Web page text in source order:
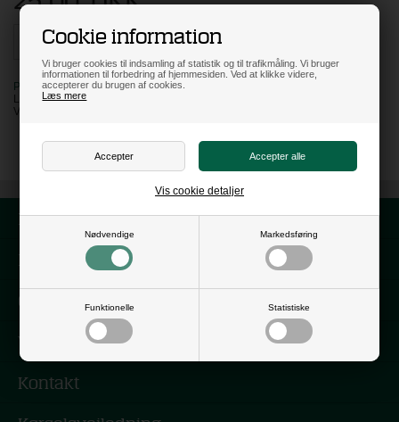
Cookie information
Vi bruger cookies til indsamling af statistik og til trafikmåling. Vi bruger
informationen til forbedring af hjemmesiden. Ved at klikke videre,
accepterer du brugen af cookies.
Læs mere
Nødvendige Markedsføring
Funktionelle Statistiske
Vis cookie detaljer
PÅ LAGER
LEVERING: 3 HVERDAGE
VARENR:
Forside
Nyhedsbrev
Om os
Vilkår
Kontakt